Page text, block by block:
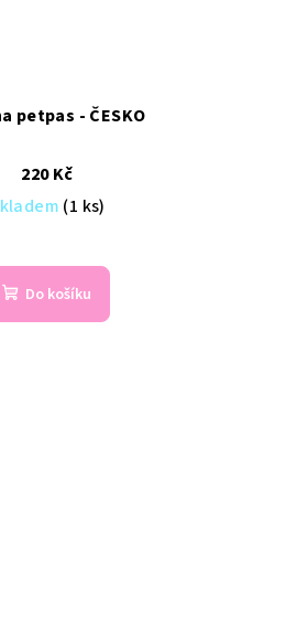
petpas - ČESKO
220 Kč
(1 ks)
Do košíku